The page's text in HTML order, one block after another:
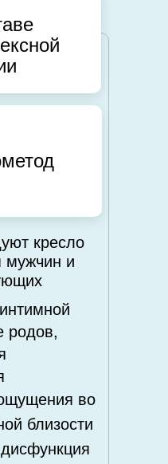
кресло
мужчин и
родов,
во
близости